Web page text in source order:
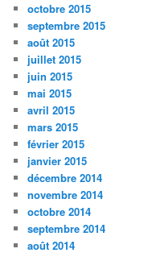
octobre 2015
septembre 2015
août 2015
juillet 2015
juin 2015
mai 2015
avril 2015
mars 2015
février 2015
janvier 2015
décembre 2014
novembre 2014
octobre 2014
septembre 2014
août 2014